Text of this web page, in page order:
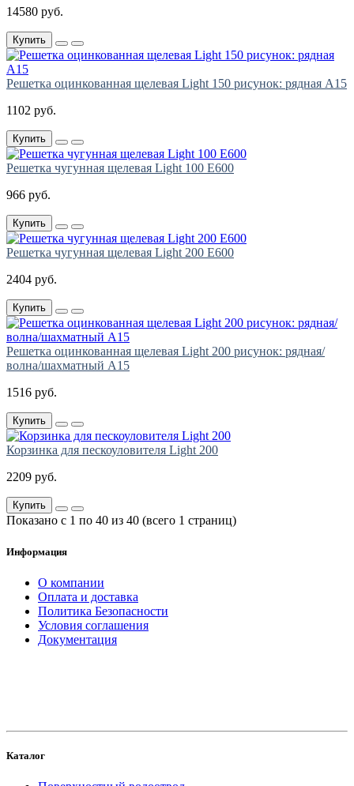
14580 руб.
Купить
Решетка оцинкованная щелевая Light 150 рисунок: рядная А15
1102 руб.
Купить
Решетка чугунная щелевая Light 100 E600
966 руб.
Купить
Решетка чугунная щелевая Light 200 E600
2404 руб.
Купить
Решетка оцинкованная щелевая Light 200 рисунок: рядная/
волна/шахматный А15
1516 руб.
Купить
Корзинка для пескоуловителя Light 200
2209 руб.
Купить
Показано с 1 по 40 из 40 (всего 1 страниц)
Информация
О компании
Оплата и доставка
Политика Безопасности
Условия соглашения
Документация
Каталог